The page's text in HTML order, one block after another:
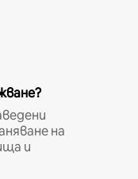
на
и